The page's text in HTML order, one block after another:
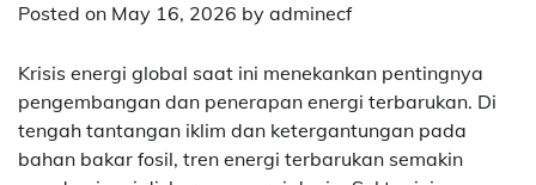
Posted on May 16, 2026 by adminecf
Krisis energi global saat ini menekankan pentingnya
pengembangan dan penerapan energi terbarukan. Di
tengah tantangan iklim dan ketergantungan pada
bahan bakar fosil, tren energi terbarukan semakin